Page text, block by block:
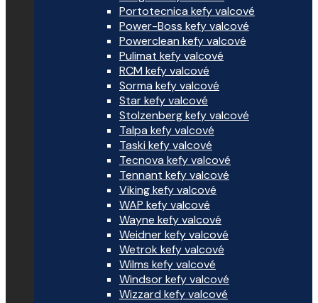
Portotecnica kefy valcové
Power-Boss kefy valcové
Powerclean kefy valcové
Pulimat kefy valcové
RCM kefy valcové
Sorma kefy valcové
Star kefy valcové
Stolzenberg kefy valcové
Talpa kefy valcové
Taski kefy valcové
Tecnova kefy valcové
Tennant kefy valcové
Viking kefy valcové
WAP kefy valcové
Wayne kefy valcové
Weidner kefy valcové
Wetrok kefy valcové
Wilms kefy valcové
Windsor kefy valcové
Wizzard kefy valcové